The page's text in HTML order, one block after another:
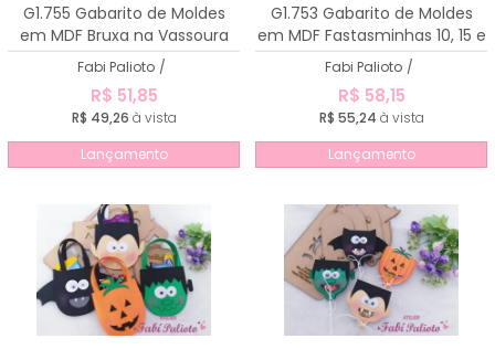
G1.755 Gabarito de Moldes
em MDF Bruxa na Vassoura
60cm
Fabi Palioto /
R$ 51,85
R$ 49,26 à vista
Lançamento
G1.753 Gabarito de Moldes
em MDF Fastasminhas 10, 15 e
20cm
Fabi Palioto /
R$ 58,15
R$ 55,24 à vista
Lançamento